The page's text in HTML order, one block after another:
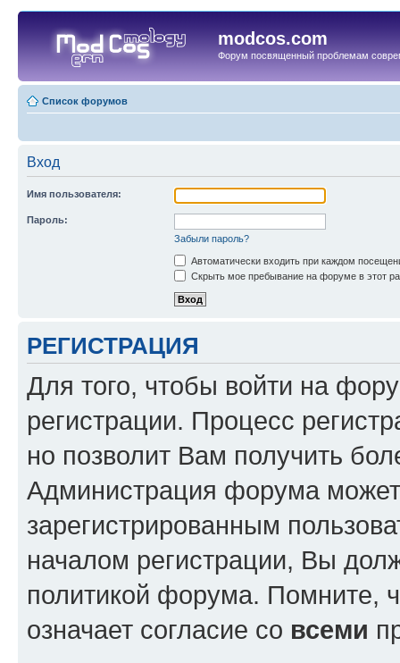
modcos.com
Форум посвященный проблемам
Список форумов
Вход
Имя пользователя:
Пароль:
Забыли пароль?
Автоматически входить при каждом
Скрыть мое пребывание на форуме в этот
РЕГИСТРАЦИЯ
Для того, чтобы войти на
регистрации. Процесс
но позволит Вам получить
Администрация форума может
зарегистрированным
началом регистрации, Вы
политикой форума. Помните,
означает согласие со всеми